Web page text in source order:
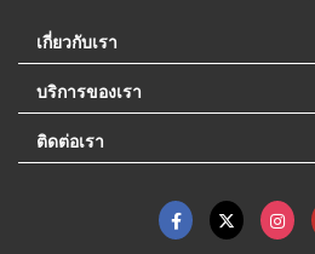
เกี่ยวกับเรา
บริการของเรา
ติดต่อเรา